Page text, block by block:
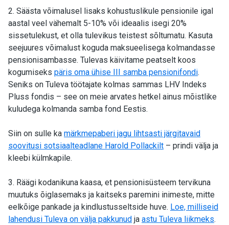
2. Säästa võimalusel lisaks kohustuslikule pensionile igal
aastal veel vähemalt 5-10% või ideaalis isegi 20%
sissetulekust, et olla tulevikus teistest sõltumatu. Kasuta
seejuures võimalust koguda maksueelisega kolmandasse
pensionisambasse. Tulevas käivitame peatselt koos
kogumiseks päris oma ühise III samba pensionifondi.
Seniks on Tuleva töötajate kolmas sammas LHV Indeks
Pluss fondis – see on meie arvates hetkel ainus mõistlike
kuludega kolmanda samba fond Eestis.
Siin on sulle ka märkmepaberi jagu lihtsasti järgitavaid
soovitusi sotsiaalteadlane Harold Pollackilt – prindi välja ja
kleebi külmkapile.
3. Räägi kodanikuna kaasa, et pensionisüsteem tervikuna
muutuks õiglasemaks ja kaitseks paremini inimeste, mitte
eelkõige pankade ja kindlustusseltside huve. Loe, milliseid
lahendusi Tuleva on välja pakkunud ja astu Tuleva liikmeks.